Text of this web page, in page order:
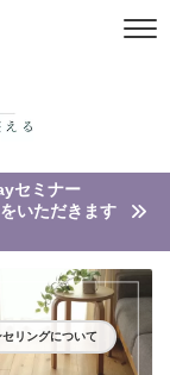
セミナー
いただきます
セリングについて